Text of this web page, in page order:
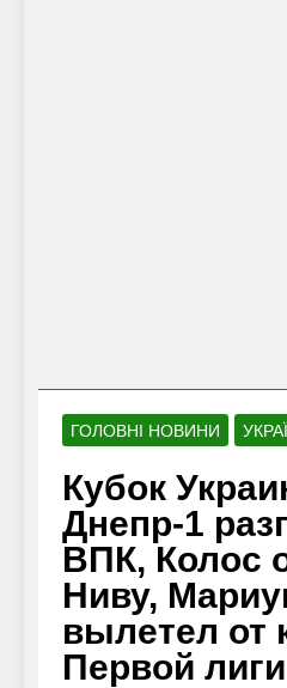
ГОЛОВНІ НОВИНИ
Кубок
Днепр-1
ВПК, Колос
Ниву,
вылетел от
Первой лиги